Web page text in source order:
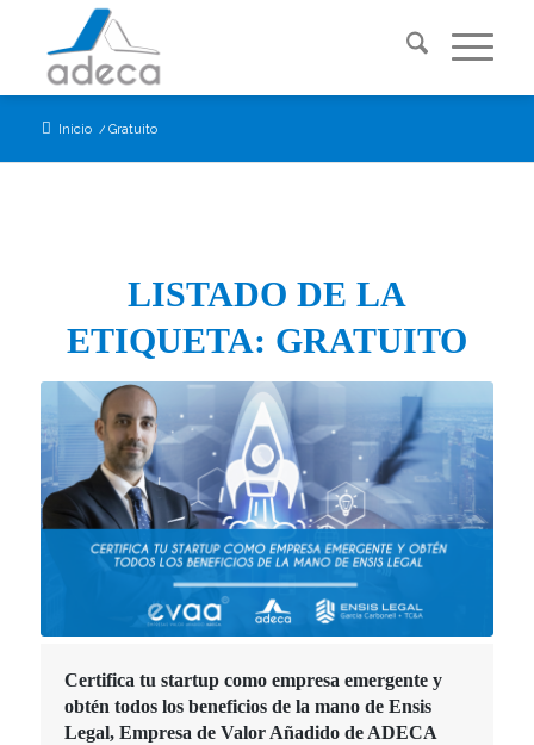
Inicio / Gratuito
LISTADO DE LA
ETIQUETA: GRATUITO
Certifica tu startup como empresa emergente y
obtén todos los beneficios de la mano de Ensis
Legal, Empresa de Valor Añadido de ADECA